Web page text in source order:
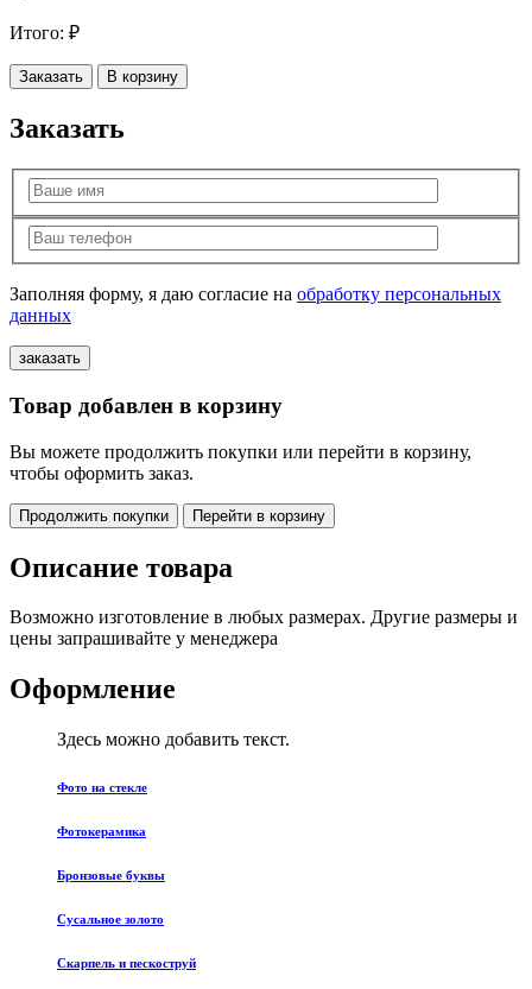
Итого: ₽
Заказать В корзину
Заказать
Заполняя форму, я даю согласие на обработку персональных
данных
Товар добавлен в корзину
Вы можете продолжить покупки или перейти в корзину,
чтобы оформить заказ.
Продолжить покупки Перейти в корзину
Описание товара
Возможно изготовление в любых размерах. Другие размеры и
цены запрашивайте у менеджера
Оформление
Здесь можно добавить текст.
Фото на стекле
Фотокерамика
Бронзовые буквы
Сусальное золото
Скарпель и пескоструй